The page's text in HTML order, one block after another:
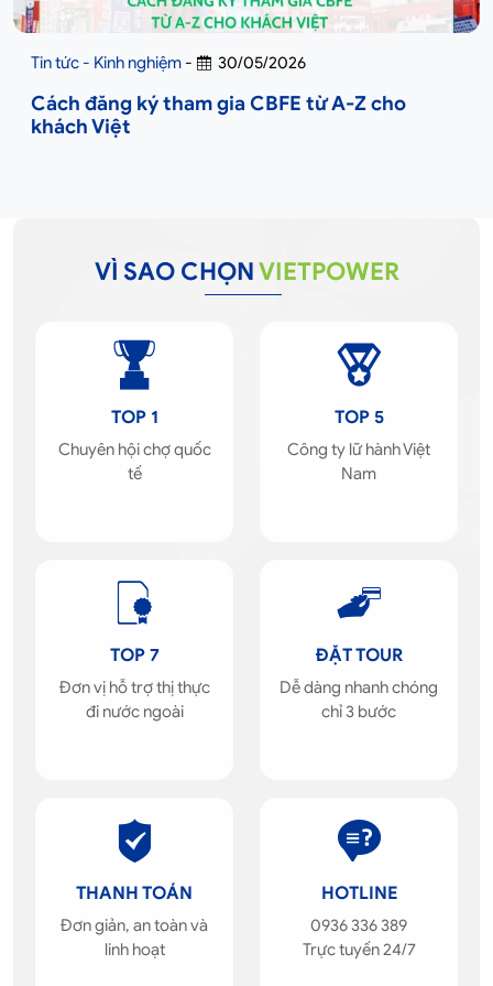
Tin tức - Kinh nghiệm - 30/05/2026
Cách đăng ký tham gia CBFE từ A-Z cho
khách Việt
VÌ SAO CHỌNVIETPOWER
TOP 1
Chuyên hội chợ quốc
tế
TOP 5
Công ty lữ hành Việt
Nam
TOP 7
Đơn vị hỗ trợ thị thực
đi nước ngoài
ĐẶT TOUR
Dễ dàng nhanh chóng
chỉ 3 bước
THANH TOÁN
Đơn giản, an toàn và
linh hoạt
HOTLINE
0936 336 389
Trực tuyến 24/7